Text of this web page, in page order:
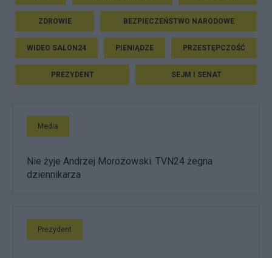
ZDROWIE BEZPIECZEŃSTWO NARODOWE
WIDEO SALON24 PIENIĄDZE PRZESTĘPCZOŚĆ
PREZYDENT SEJM I SENAT
Media
Nie żyje Andrzej Morozowski. TVN24 żegna
dziennikarza
Prezydent